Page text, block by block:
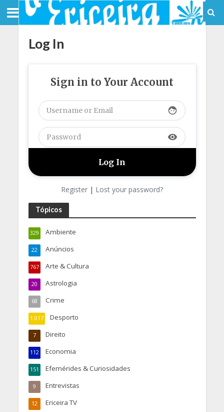
Log In
Sign in to Your Account
face
visibility
Register | Lost your password?
Tópicos
Ambiente
329
Anúncios
22
Arte & Cultura
767
Astrologia
20
Crime
68
Desporto
1.017
Direito
7
Economia
112
Efemérides & Curiosidades
151
Entrevistas
9
Ericeira TV
12